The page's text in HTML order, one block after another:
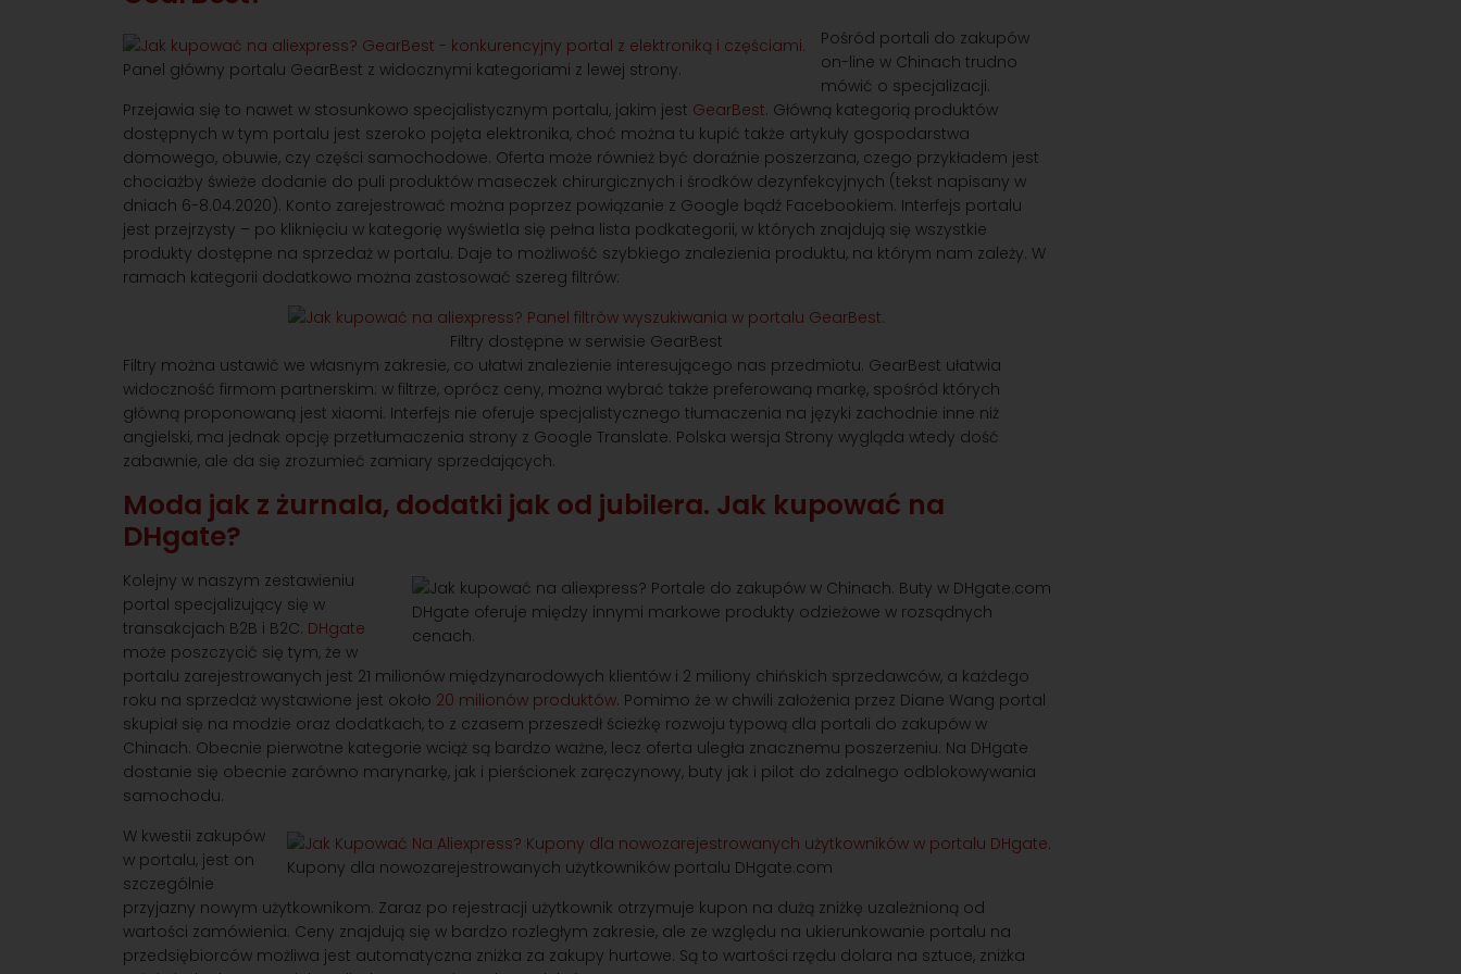
Panel główny portalu GearBest z widocznymi kategoriami z lewej strony.
Pośród portali do zakupów
on-line w Chinach trudno
mówić o specjalizacji.
Przejawia się to nawet w stosunkowo specjalistycznym portalu, jakim jest GearBest. Główną kategorią produktów
dostępnych w tym portalu jest szeroko pojęta elektronika, choć można tu kupić także artykuły gospodarstwa
domowego, obuwie, czy części samochodowe. Oferta może również być doraźnie poszerzana, czego przykładem jest
chociażby świeże dodanie do puli produktów maseczek chirurgicznych i środków dezynfekcyjnych (tekst napisany w
dniach 6-8.04.2020). Konto zarejestrować można poprzez powiązanie z Google bądź Facebookiem. Interfejs portalu
jest przejrzysty – po kliknięciu w kategorię wyświetla się pełna lista podkategorii, w których znajdują się wszystkie
produkty dostępne na sprzedaż w portalu. Daje to możliwość szybkiego znalezienia produktu, na którym nam zależy. W
ramach kategorii dodatkowo można zastosować szereg filtrów:
Filtry dostępne w serwisie GearBest
Filtry można ustawić we własnym zakresie, co ułatwi znalezienie interesującego nas przedmiotu. GearBest ułatwia
widoczność firmom partnerskim: w filtrze, oprócz ceny, można wybrać także preferowaną markę, spośród których
główną proponowaną jest xiaomi. Interfejs nie oferuje specjalistycznego tłumaczenia na języki zachodnie inne niż
angielski, ma jednak opcję przetłumaczenia strony z Google Translate. Polska wersja Strony wygląda wtedy dość
zabawnie, ale da się zrozumieć zamiary sprzedających.
Moda jak z żurnala, dodatki jak od jubilera. Jak kupować na
DHgate?
DHgate oferuje między innymi markowe produkty odzieżowe w rozsądnych
cenach.
Kolejny w naszym zestawieniu
portal specjalizujący się w
transakcjach B2B i B2C. DHgate
może poszczycić się tym, że w
portalu zarejestrowanych jest 21 milionów międzynarodowych klientów i 2 miliony chińskich sprzedawców, a każdego
roku na sprzedaż wystawione jest około 20 milionów produktów. Pomimo że w chwili założenia przez Diane Wang portal
skupiał się na modzie oraz dodatkach, to z czasem przeszedł ścieżkę rozwoju typową dla portali do zakupów w
Chinach. Obecnie pierwotne kategorie wciąż są bardzo ważne, lecz oferta uległa znacznemu poszerzeniu. Na DHgate
dostanie się obecnie zarówno marynarkę, jak i pierścionek zaręczynowy, buty jak i pilot do zdalnego odblokowywania
samochodu.
Kupony dla nowozarejestrowanych użytkowników portalu DHgate.com
W kwestii zakupów
w portalu, jest on
szczególnie
przyjazny nowym użytkownikom. Zaraz po rejestracji użytkownik otrzymuje kupon na dużą zniżkę uzależnioną od
wartości zamówienia. Ceny znajdują się w bardzo rozległym zakresie, ale ze względu na ukierunkowanie portalu na
przedsiębiorców możliwa jest automatyczna zniżka za zakupy hurtowe. Są to wartości rzędu dolara na sztuce, zniżka